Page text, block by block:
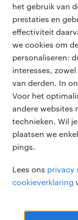
het gebruik van
prestaties en
effectiviteit
we cookies om
personaliseren:
interesses,
van derden. In
Voor het
andere websites
technieken. Wil
plaatsen we
pings.
Lees ons privacy
cookieverklaring
professional
ontplooien.
komt ergens
het om mensen
vind dat heel
Je werkte voor klanten als Archer
Daniels
Company,
Syntrus
uitleggen
Belgraver
‘Ik ben finance
11 februari 2026
professionals
vacatures
zzp-opdrachten
careers for expats
voor
vacature plaatsen
over ons
werken bij
onze kantoren